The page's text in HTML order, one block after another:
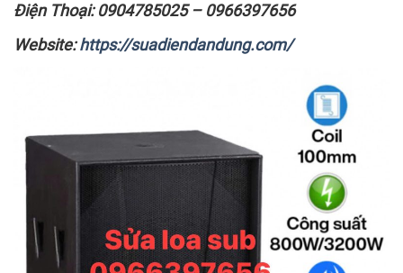
Điện Thoại: 0904785025 – 0966397656
Website:https://suadiendandung.com/